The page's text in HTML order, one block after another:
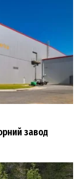
завод